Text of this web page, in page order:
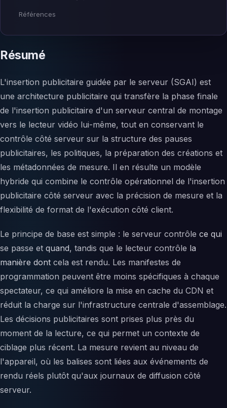
Résumé
L'insertion publicitaire guidée par le serveur (SGAI) est
une architecture publicitaire qui transfère la phase finale
de l'insertion publicitaire d'un serveur central de montage
vers le lecteur vidéo lui-même, tout en conservant le
contrôle côté serveur sur la structure des pauses
publicitaires, les politiques, la préparation des créations et
les métadonnées de mesure. Il en résulte un modèle
hybride qui combine le contrôle opérationnel de l'insertion
publicitaire côté serveur avec la précision de mesure et la
flexibilité de format de l'exécution côté client.
Le principe de base est simple : le serveur contrôle ce qui
se passe et quand, tandis que le lecteur contrôle la
manière dont cela est rendu. Les manifestes de
programmation peuvent être moins spécifiques à chaque
spectateur, ce qui améliore la mise en cache du CDN et
réduit la charge sur l'infrastructure centrale d'assemblage.
Les décisions publicitaires sont prises plus près du
moment de la lecture, ce qui permet un contexte de
ciblage plus récent. La mesure revient au niveau de
l'appareil, où les balises sont liées aux événements de
rendu réels plutôt qu'aux journaux de diffusion côté
serveur.
Références